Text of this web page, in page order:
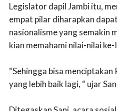
Legislator dapil Jambi itu,
empat pilar diharapkan
nasionalisme yang semakin
kian memahami nilai-nilai
“Sehingga bisa
yang lebih baik lagi, “ ujar